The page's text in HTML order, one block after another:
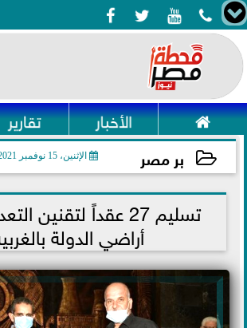
   
 الأخبار تقارير
بر مصر الإثنين، 15 نوفمبر 2021
2021-11-15 18:27:40 تسليم 27 عقداً لتقنين
أراضي الدولة